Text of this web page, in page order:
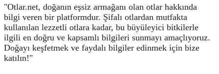
"Otlar.net, doğanın eşsiz armağanı olan otlar hakkında
bilgi veren bir platformdur. Şifalı otlardan mutfakta
kullanılan lezzetli otlara kadar, bu büyüleyici bitkilerle
ilgili en doğru ve kapsamlı bilgileri sunmayı amaçlıyoruz.
Doğayı keşfetmek ve faydalı bilgiler edinmek için bize
katılın!"